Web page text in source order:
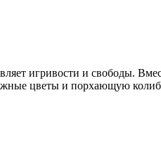
игривости и свободы.
цветы и порхающую